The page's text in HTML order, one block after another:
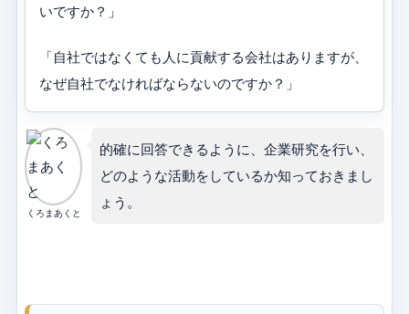
いですか？」
「自社ではなくても人に貢献する会社はありますが、
なぜ自社でなければならないのですか？」
くろまあくと
的確に回答できるように、企業研究を行い、
どのような活動をしているか知っておきまし
ょう。